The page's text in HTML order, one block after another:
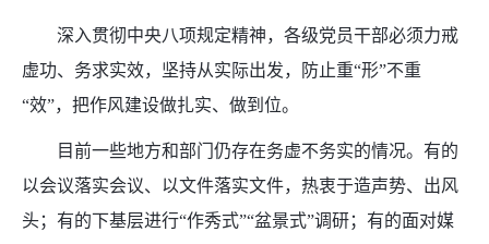
深入贯彻中央八项规定精神，各级党员干部必须力戒
虚功、务求实效，坚持从实际出发，防止重“形”不重
“效”，把作风建设做扎实、做到位。
目前一些地方和部门仍存在务虚不务实的情况。有的
以会议落实会议、以文件落实文件，热衷于造声势、出风
头；有的下基层进行“作秀式”“盆景式”调研；有的面对媒